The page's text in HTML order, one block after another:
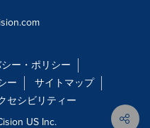
ー・ポリシー
ー
サイトマップ
セシビリティー
US Inc.